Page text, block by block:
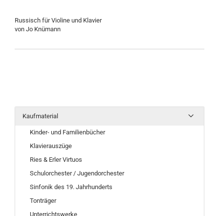
Russisch für Violine und Klavier
von Jo Knümann
Kaufmaterial
Kinder- und Familienbücher
Klavierauszüge
Ries & Erler Virtuos
Schulorchester / Jugendorchester
Sinfonik des 19. Jahrhunderts
Tonträger
Unterrichtswerke